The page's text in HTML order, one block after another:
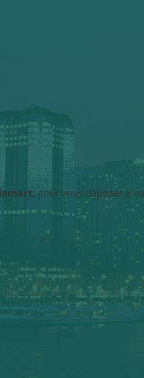
pour vous déposer à